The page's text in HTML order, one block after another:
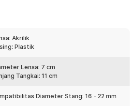
di kondisi jalanan atau trek yang
memungkinkan kaca spion sepeda
sudut pandang sesuai posisi duduk
dari stang. Desain pengunci juga
visibilitas tetap optimal.
Akrilik
Plastik
Lensa: 7 cm
Tangkai: 11 cm
Diameter Stang: 16 - 22 mm